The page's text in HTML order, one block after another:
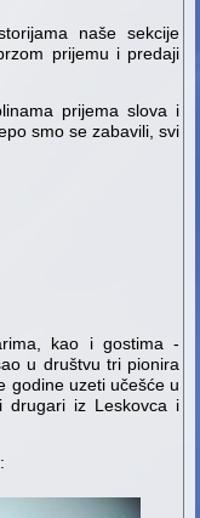
naše sekcije
prijemu i predaji
prijema slova i
smo se zabavili, svi
kao i gostima -
u društvu tri pionira
godine uzeti učešće u
drugari iz Leskovca i